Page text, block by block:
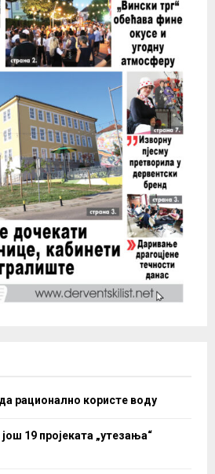
рационално користе воду
19 пројеката „утезања“